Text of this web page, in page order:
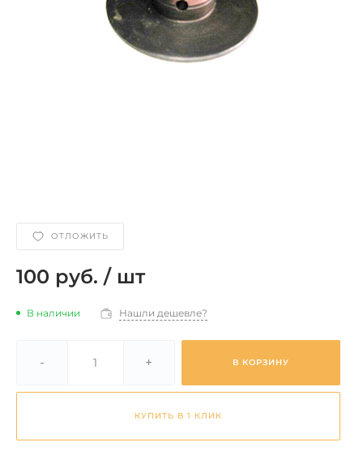
ОТЛОЖИТЬ
100 руб. / шт
В наличии Нашли дешевле?
- + В КОРЗИНУ
КУПИТЬ В 1 КЛИК